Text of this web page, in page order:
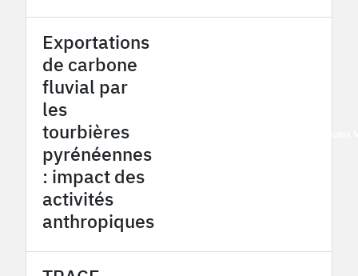
Exportations
de carbone
fluvial par
les
tourbières
pyrénéennes
: impact des
activités
anthropiques